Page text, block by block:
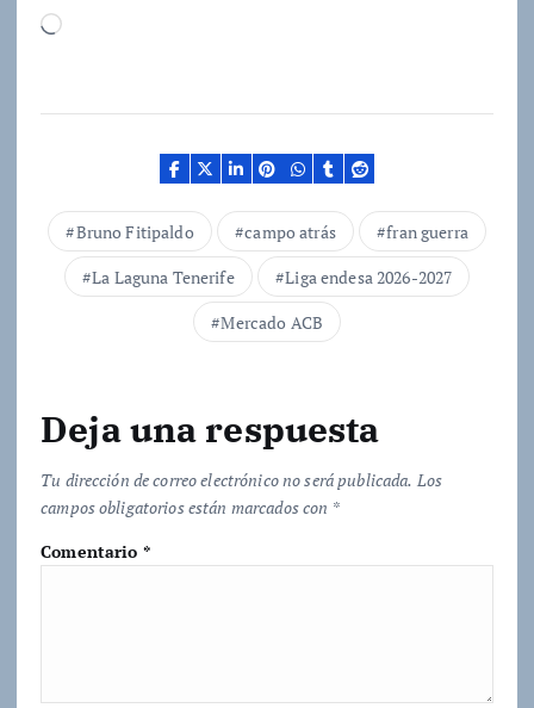
C
g
d
o
.
Bruno Fitipaldo campo atrás
fran guerra
La Laguna Tenerife
Liga endesa 2026-2027
Mercado ACB
Deja una respuesta
Tu dirección de correo electrónico no será publicada. Los
campos obligatorios están marcados con *
Comentario *